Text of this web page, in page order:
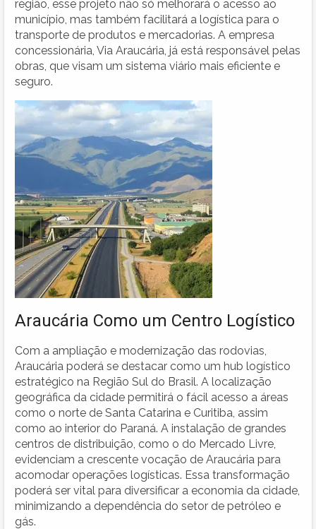
região, esse projeto não só melhorará o acesso ao
município, mas também facilitará a logística para o
transporte de produtos e mercadorias. A empresa
concessionária, Via Araucária, já está responsável pelas
obras, que visam um sistema viário mais eficiente e
seguro.
Araucária Como um Centro Logístico
Com a ampliação e modernização das rodovias,
Araucária poderá se destacar como um hub logístico
estratégico na Região Sul do Brasil. A localização
geográfica da cidade permitirá o fácil acesso a áreas
como o norte de Santa Catarina e Curitiba, assim
como ao interior do Paraná. A instalação de grandes
centros de distribuição, como o do Mercado Livre,
evidenciam a crescente vocação de Araucária para
acomodar operações logísticas. Essa transformação
poderá ser vital para diversificar a economia da cidade,
minimizando a dependência do setor de petróleo e
gás.